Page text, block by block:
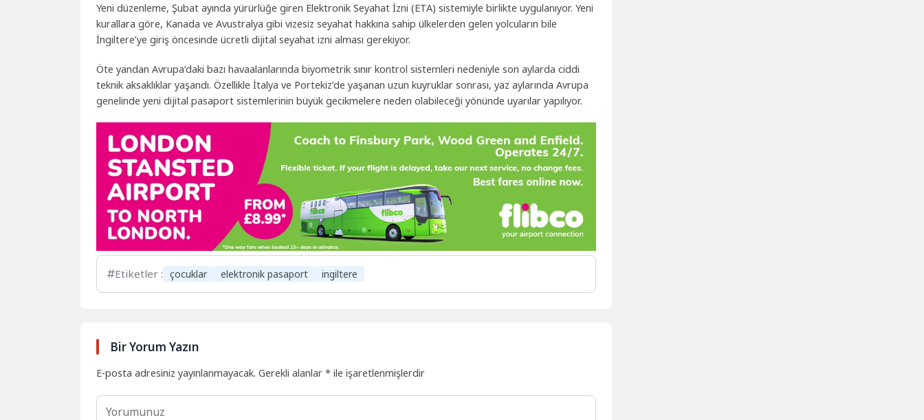
Yeni düzenleme, Şubat ayında yürürlüğe giren Elektronik Seyahat İzni (ETA) sistemiyle birlikte uygulanıyor. Yeni
kurallara göre, Kanada ve Avustralya gibi vizesiz seyahat hakkına sahip ülkelerden gelen yolcuların bile
İngiltere’ye giriş öncesinde ücretli dijital seyahat izni alması gerekiyor.
Öte yandan Avrupa’daki bazı havaalanlarında biyometrik sınır kontrol sistemleri nedeniyle son aylarda ciddi
teknik aksaklıklar yaşandı. Özellikle İtalya ve Portekiz’de yaşanan uzun kuyruklar sonrası, yaz aylarında Avrupa
genelinde yeni dijital pasaport sistemlerinin büyük gecikmelere neden olabileceği yönünde uyarılar yapılıyor.
Etiketler : çocuklar elektronik pasaport ingiltere
Bir Yorum Yazın
E-posta adresiniz yayınlanmayacak. Gerekli alanlar* ile işaretlenmişlerdir